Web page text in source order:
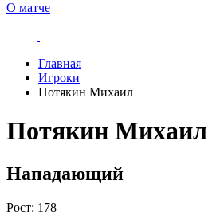
О матче
Главная
Игроки
Потякин Михаил
Потякин Михаил
Нападающий
Рост: 178